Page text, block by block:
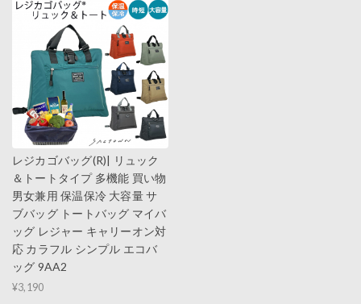
レジカゴバッグ(R)| リュック
＆トートタイプ 多機能 買い物
男女兼用 保温保冷 大容量 サ
ブバッグ トートバッグ マイバ
ッグ レジャー キャリーオン対
応 カラフル シンプル エコバ
ッグ 9AA2
¥3,190